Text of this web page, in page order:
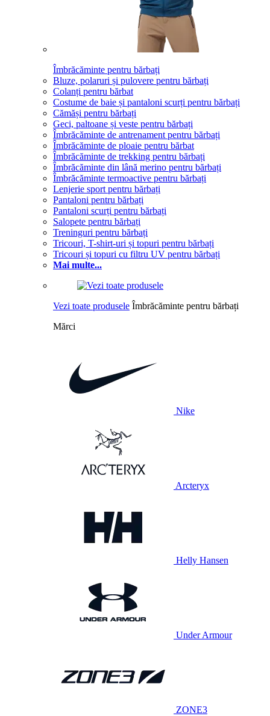
Îmbrăcăminte pentru bărbați
Bluze, polaruri și pulovere pentru bărbați
Colanți pentru bărbat
Costume de baie și pantaloni scurți pentru bărbați
Cămăși pentru bărbați
Geci, paltoane și veste pentru bărbați
Îmbrăcăminte de antrenament pentru bărbați
Îmbrăcăminte de ploaie pentru bărbat
Îmbrăcăminte de trekking pentru bărbați
Îmbrăcăminte din lână merino pentru bărbați
Îmbrăcăminte termoactive pentru bărbați
Lenjerie sport pentru bărbați
Pantaloni pentru bărbați
Pantaloni scurți pentru bărbați
Salopete pentru bărbați
Treninguri pentru bărbați
Tricouri, T-shirt-uri și topuri pentru bărbați
Tricouri și topuri cu filtru UV pentru bărbați
Mai multe...
Vezi toate produsele Îmbrăcăminte pentru bărbați
Mărci
Nike
Arcteryx
Helly Hansen
Under Armour
ZONE3